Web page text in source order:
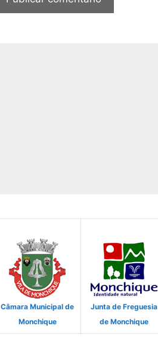
Câmara Municipal de
Monchique
Junta de Freguesia
de Monchique